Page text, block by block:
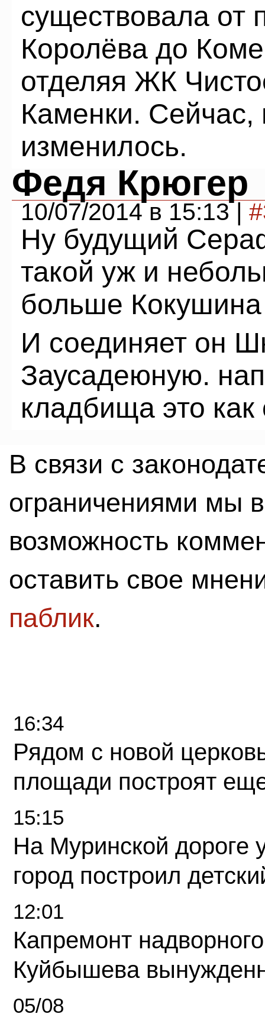
существовала от
Королёва до
отделяя ЖК
Каменки. Сейчас,
изменилось.
Федя Крюгер
10/07/2014 в 15:13 |
Ну будущий
такой уж и
больше Кокушина
И соединяет он
Заусадеюную.
кладбища это как
В связи с
ограничениями мы
возможность
оставить свое
паблик.
16:34
Рядом с новой
площади построят
15:15
На Муринской дороге
город построил
12:01
Капремонт
Куйбышева
05/08